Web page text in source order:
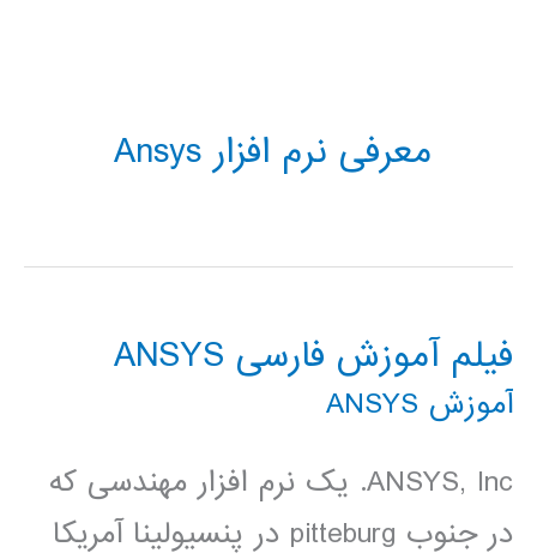
معرفی نرم افزار Ansys
فیلم آموزش فارسی ANSYS
آموزش ANSYS
ANSYS, Inc. یک نرم افزار مهندسی که
در جنوب pitteburg در پنسیولینا آمریکا